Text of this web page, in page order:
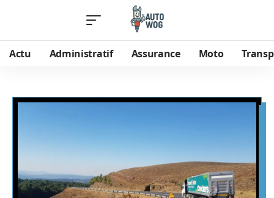
Actu Administratif Assurance Moto